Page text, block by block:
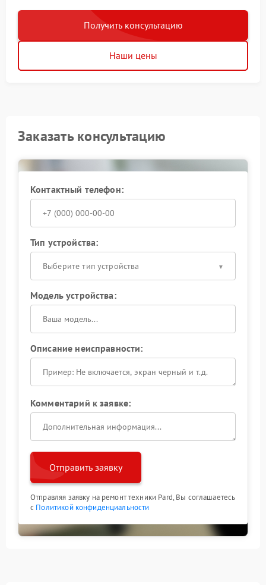
Получить консультацию
Наши цены
Заказать консультацию
Контактный телефон:
Тип устройства:
Выберите тип устройства
Модель устройства:
Описание неисправности:
Комментарий к заявке:
Отправить заявку
Отправляя заявку на ремонт техники Pard, Вы соглашаетесь
с Политикой конфиденциальности